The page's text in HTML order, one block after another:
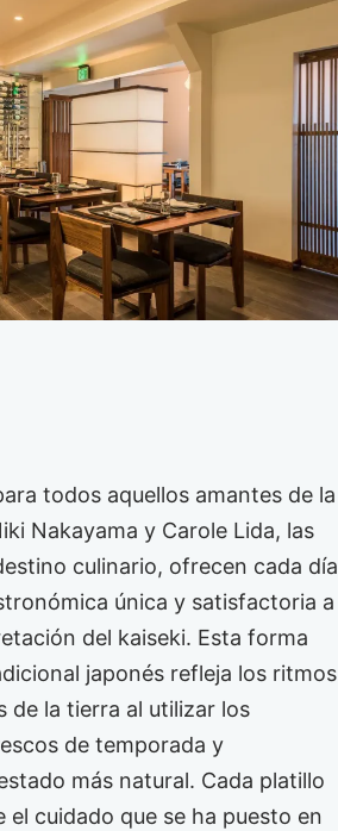
todos aquellos amantes de la
Nakayama y Carole Lida, las
culinario, ofrecen cada día
única y satisfactoria a
del kaiseki. Esta forma
japonés refleja los ritmos
de la tierra al utilizar los
de temporada y
más natural. Cada platillo
el cuidado que se ha puesto en